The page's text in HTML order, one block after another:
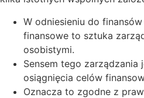
W odniesieniu do
finansowe to sztuka
osobistymi.
Sensem tego zarządzania
osiągnięcia celów
Oznacza to zgodne z